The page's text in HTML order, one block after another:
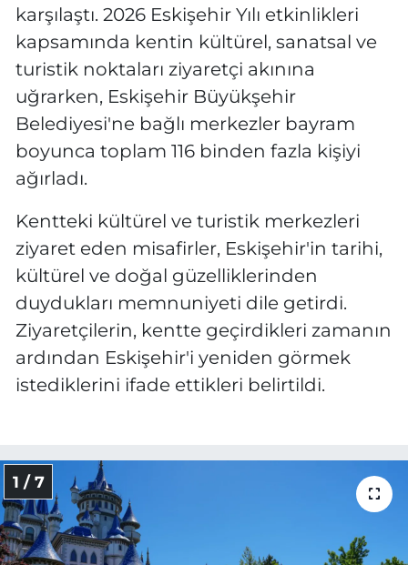
karşılaştı. 2026 Eskişehir Yılı etkinlikleri
kapsamında kentin kültürel, sanatsal ve
turistik noktaları ziyaretçi akınına
uğrarken, Eskişehir Büyükşehir
Belediyesi'ne bağlı merkezler bayram
boyunca toplam 116 binden fazla kişiyi
ağırladı.
Kentteki kültürel ve turistik merkezleri
ziyaret eden misafirler, Eskişehir'in tarihi,
kültürel ve doğal güzelliklerinden
duydukları memnuniyeti dile getirdi.
Ziyaretçilerin, kentte geçirdikleri zamanın
ardından Eskişehir'i yeniden görmek
istediklerini ifade ettikleri belirtildi.
1 / 7